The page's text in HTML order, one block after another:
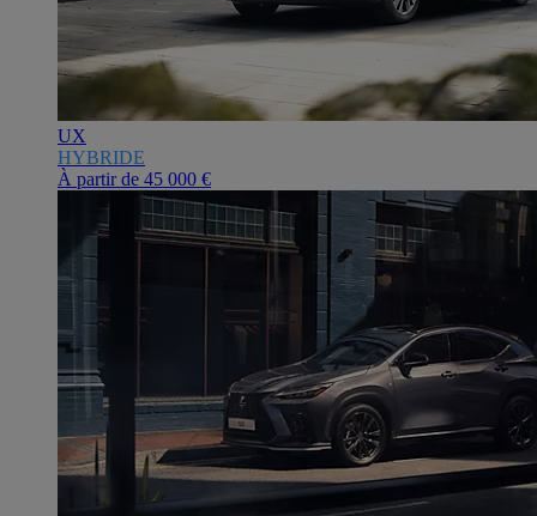
UX
HYBRIDE
À partir de 45 000 €